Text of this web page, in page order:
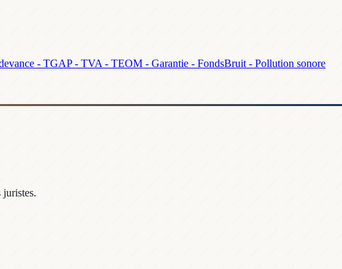
- TGAP - TVA - TEOM - Garantie - FondsBruit - Pollution sonore